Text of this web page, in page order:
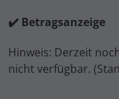
✔️ Betragsanzeige
Hinweis: Derzeit
nicht verfügbar.